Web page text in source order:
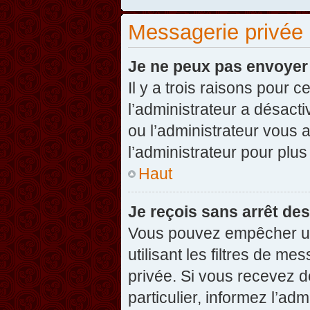
Messagerie privée
Je ne peux pas
Il y a trois raisons pour
l’administrateur a
ou l’administrateur vous
l’administrateur pour
Haut
Je reçois sans arrêt
Vous pouvez empêcher
utilisant les filtres de
privée. Si vous recevez
particulier, informez